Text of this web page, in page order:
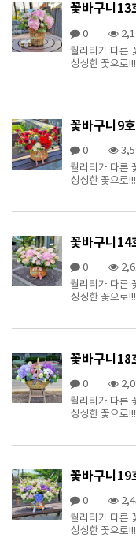
꽃바구니13
0
퀄리티가 다른
싱싱한 꽃으로!!!
꽃바구니9호
0
퀄리티가 다른
싱싱한 꽃으로!!!
꽃바구니14
0
퀄리티가 다른
싱싱한 꽃으로!!!
꽃바구니18
0
퀄리티가 다른
싱싱한 꽃으로!!!
꽃바구니19
0
퀄리티가 다른
싱싱한 꽃으로!!!